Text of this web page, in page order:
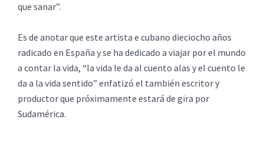
que sanar”.
Es de anotar que este artista e cubano dieciocho años
radicado en España y se ha dedicado a viajar por el mundo
a contar la vida, “la vida le da al cuento alas y el cuento le
da a la vida sentido” enfatizó el también escritor y
productor que próximamente estará de gira por
Sudamérica.